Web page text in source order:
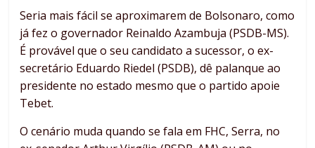
Seria mais fácil se aproximarem de Bolsonaro, como
já fez o governador Reinaldo Azambuja (PSDB-MS).
É provável que o seu candidato a sucessor, o ex-
secretário Eduardo Riedel (PSDB), dê palanque ao
presidente no estado mesmo que o partido apoie
Tebet.
O cenário muda quando se fala em FHC, Serra, no